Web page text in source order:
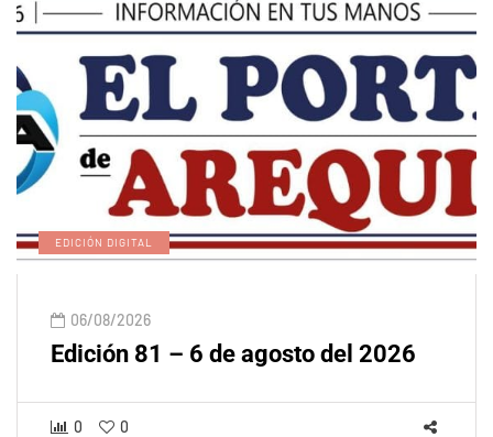
EDICIÓN DIGITAL
06/08/2026
Edición 81 – 6 de agosto del 2026
0 0